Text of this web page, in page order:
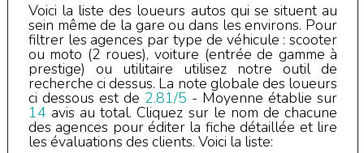
Voici la liste des loueurs autos qui se situent au
sein même de la gare ou dans les environs. Pour
filtrer les agences par type de véhicule : scooter
ou moto (2 roues), voiture (entrée de gamme à
prestige) ou utilitaire utilisez notre outil de
recherche ci dessus. La note globale des loueurs
ci dessous est de 2.81/5 - Moyenne établie sur
14 avis au total. Cliquez sur le nom de chacune
des agences pour éditer la fiche détaillée et lire
les évaluations des clients. Voici la liste: